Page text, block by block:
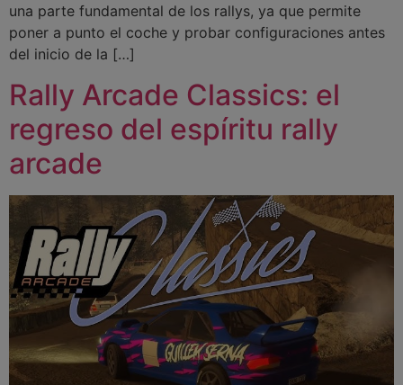
una parte fundamental de los rallys, ya que permite
poner a punto el coche y probar configuraciones antes
del inicio de la […]
Rally Arcade Classics: el
regreso del espíritu rally
arcade